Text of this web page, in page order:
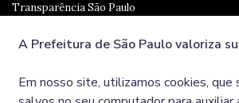
Transparência São Paulo
Ouvidoria
A Prefeitura de São Paulo valoriza
Em nosso site, utilizamos cookies, que